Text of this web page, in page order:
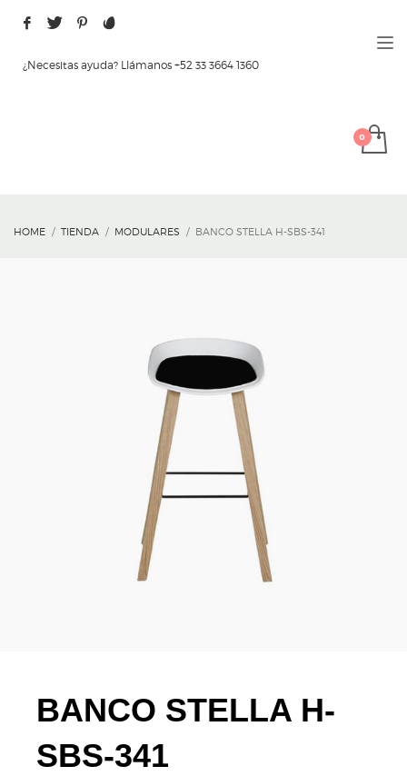
¿Necesitas ayuda? Llámanos +52 33 3664 1360
HOME TIENDA MODULARES BANCO STELLA H-SBS-341
BANCO STELLA H-
SBS-341